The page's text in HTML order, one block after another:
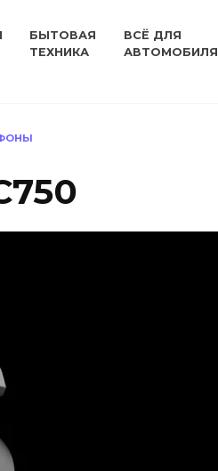
БЫТОВАЯ
ТЕХНИКА
ВСЁ ДЛЯ
АВТОМОБИЛЯ